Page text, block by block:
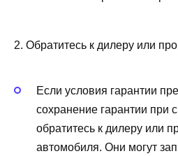
2. Обратитесь к дилеру или
Если условия гарантии
сохранение гарантии при
обратитесь к дилеру или
автомобиля. Они могут